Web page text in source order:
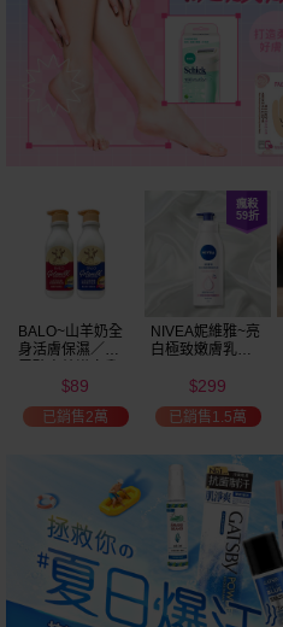
木質莊園~身體乳
(500ml) 款式可選
$129
已銷售518
Vaseline 凡士林~
身體乳液(600ml)
保濕鎖水／全方
位保濕鎖水／可
可油／薰衣草／
+E 款式可選
$159
已銷售10.7萬